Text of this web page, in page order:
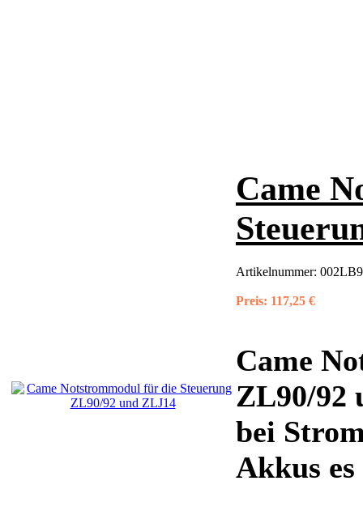
Came
Artikelnummer:
Preis: 117,25 €
Came
ZL90/92
bei
Akkus